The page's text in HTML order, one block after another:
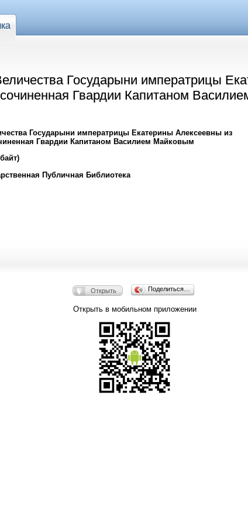
Государыни императрицы
Гвардии Капитаном
Государыни императрицы Екатерины Алексеевны из
Гвардии Капитаном Василием Майковым
Публичная Библиотека
Открыть Поделиться…
Открыть в мобильном приложении